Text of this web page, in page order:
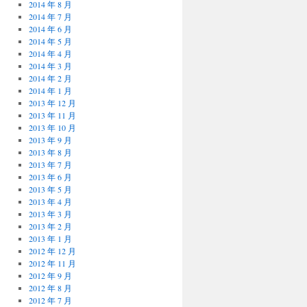
2014 年 8 月
2014 年 7 月
2014 年 6 月
2014 年 5 月
2014 年 4 月
2014 年 3 月
2014 年 2 月
2014 年 1 月
2013 年 12 月
2013 年 11 月
2013 年 10 月
2013 年 9 月
2013 年 8 月
2013 年 7 月
2013 年 6 月
2013 年 5 月
2013 年 4 月
2013 年 3 月
2013 年 2 月
2013 年 1 月
2012 年 12 月
2012 年 11 月
2012 年 9 月
2012 年 8 月
2012 年 7 月